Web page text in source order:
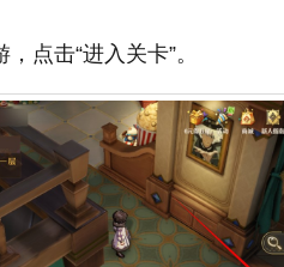
点击“进入关卡”。